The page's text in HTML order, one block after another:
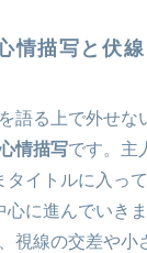
情描写と伏線
語る上で外せな
情描写です。主
タイトルに入っ
心に進んでいき
視線の交差や小